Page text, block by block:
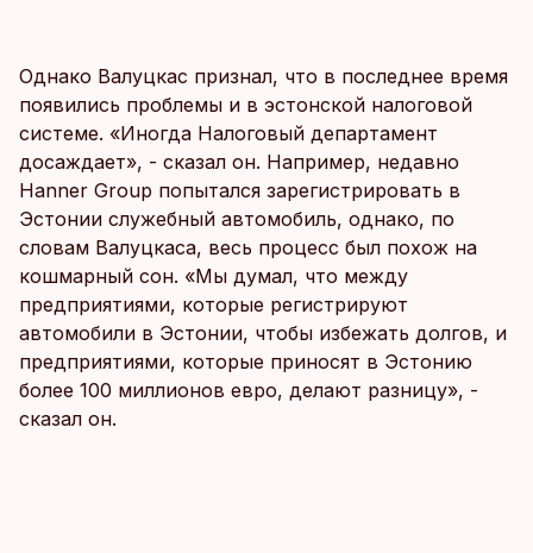
Однако Валуцкас признал, что в последнее время
появились проблемы и в эстонской налоговой
системе. «Иногда Налоговый департамент
досаждает», - сказал он. Например, недавно
Hanner Group попытался зарегистрировать в
Эстонии служебный автомобиль, однако, по
словам Валуцкаса, весь процесс был похож на
кошмарный сон. «Мы думал, что между
предприятиями, которые регистрируют
автомобили в Эстонии, чтобы избежать долгов, и
предприятиями, которые приносят в Эстонию
более 100 миллионов евро, делают разницу», -
сказал он.